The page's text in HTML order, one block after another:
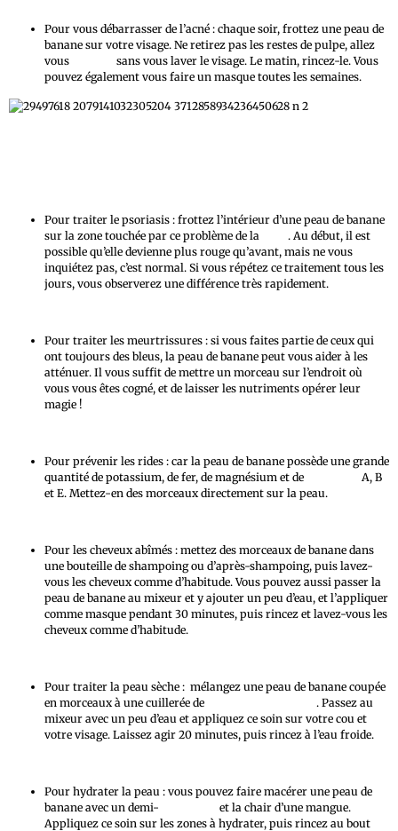
Pour vous débarrasser de l’acné : chaque soir, frottez une peau de
banane sur votre visage. Ne retirez pas les restes de pulpe, allez
vous
sans vous laver le visage. Le matin, rincez-le. Vous
pouvez également vous faire un masque toutes les semaines.
Pour traiter le psoriasis : frottez l’intérieur d’une peau de banane
sur la zone touchée par ce problème de la
. Au début, il est
possible qu’elle devienne plus rouge qu’avant, mais ne vous
inquiétez pas, c’est normal. Si vous répétez ce traitement tous les
jours, vous observerez une différence très rapidement.
Pour traiter les meurtrissures : si vous faites partie de ceux qui
ont toujours des bleus, la peau de banane peut vous aider à les
atténuer. Il vous suffit de mettre un morceau sur l’endroit où
vous vous êtes cogné, et de laisser les nutriments opérer leur
magie !
Pour prévenir les rides : car la peau de banane possède une grande
quantité de potassium, de fer, de magnésium et de
A, B
et E. Mettez-en des morceaux directement sur la peau.
Pour les cheveux abîmés : mettez des morceaux de banane dans
une bouteille de shampoing ou d’après-shampoing, puis lavez-
vous les cheveux comme d’habitude. Vous pouvez aussi passer la
peau de banane au mixeur et y ajouter un peu d’eau, et l’appliquer
comme masque pendant 30 minutes, puis rincez et lavez-vous les
cheveux comme d’habitude.
Pour traiter la peau sèche : mélangez une peau de banane coupée
en morceaux à une cuillerée de
. Passez au
mixeur avec un peu d’eau et appliquez ce soin sur votre cou et
votre visage. Laissez agir 20 minutes, puis rincez à l’eau froide.
Pour hydrater la peau : vous pouvez faire macérer une peau de
banane avec un demi-
et la chair d’une mangue.
Appliquez ce soin sur les zones à hydrater, puis rincez au bout